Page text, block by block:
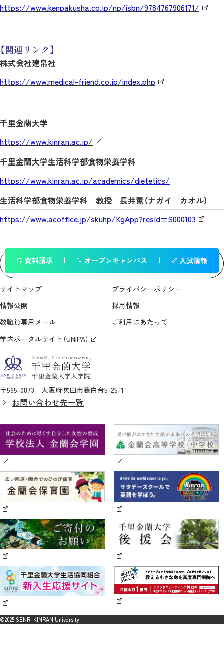
https://www.kenpakusha.co.jp/np/isbn/9784767906171/
【関連リンク】
株式会社建帛社
https://www.medical-friend.co.jp/index.php
千里金蘭大学
https://www.kinran.ac.jp/
千里金蘭大学生活科学部食物栄養学科
https://www.kinran.ac.jp/academics/dietetics/
生活科学部食物栄養学科 教授 長井薫（ナガイ カオル）
https://www.acoffice.jp/skuhp/KgApp?resId=S000103
一覧へ戻る
資料請求 オープンキャンパス 入試情報
サイトマップ
プライバシーポリシー
情報公開
採用情報
教職員専用メール
ご利用にあたって
学内ポータルサイト（UNIPA）
〒565-0873 大阪府吹田市藤白台5-25-1
お問い合わせ先一覧
©2025 SENRI KINRAN University